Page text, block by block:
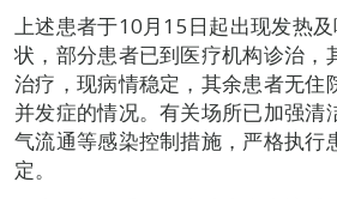
上述患者于10月15日起出现发热
状，部分患者已到医疗机构诊治，
治疗，现病情稳定，其余患者无住
并发症的情况。有关场所已加强清
气流通等感染控制措施，严格执行
定。